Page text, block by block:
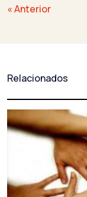
Navegación
« Anterior
Relacionados